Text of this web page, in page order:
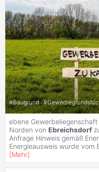
#Baugrund #
ebene
Norden von Ebreichsdorf
Anfrage Hinweis gemäß
Energieausweis wurde vom
[Mehr]